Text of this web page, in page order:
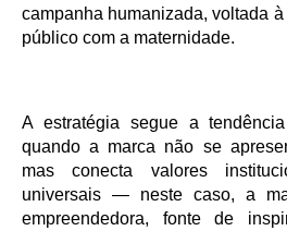
campanha humanizada, voltada
público com a maternidade.
A estratégia segue a
quando a marca não se
mas conecta valores
universais — neste caso, a
empreendedora, fonte de